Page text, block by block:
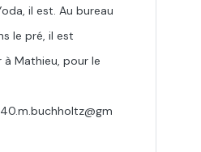
il est. Au bureau
le pré, il est
à Mathieu, pour le